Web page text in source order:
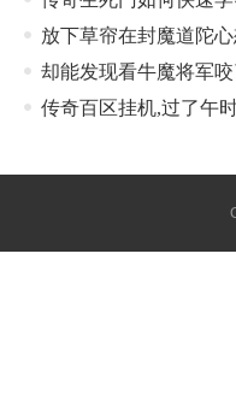
放下草帘在封魔道陀
却能发现看牛魔将军
传奇百区挂机,过了午